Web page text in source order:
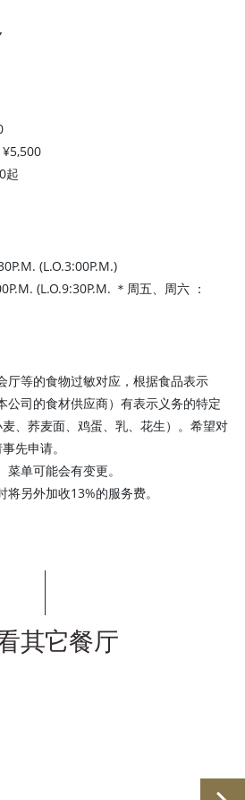
起
(L.O.3:00P.M.)
(L.O.9:30P.M. ＊周五、周六 ：
等的食物过敏对应，根据食品表示
公司的食材供应商）有表示义务的特定
、荞麦面、鸡蛋、乳、花生）。希望对
先申请。
单可能会有变更。
另外加收13%的服务费。
其它餐厅